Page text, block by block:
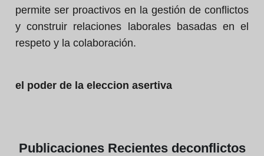
permite ser proactivos en la gestión de conflictos
y construir relaciones laborales basadas en el
respeto y la colaboración.
el poder de la eleccion asertiva
Publicaciones Recientes deconflictos